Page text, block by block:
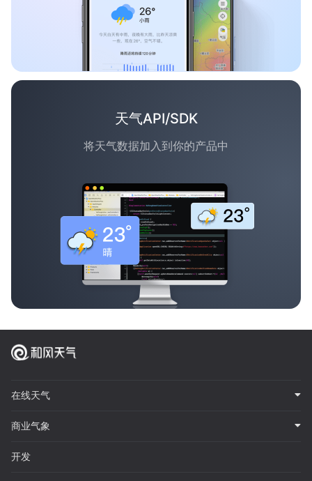
天气API/SDK
将天气数据加入到你的产品中
在线天气
商业气象
开发